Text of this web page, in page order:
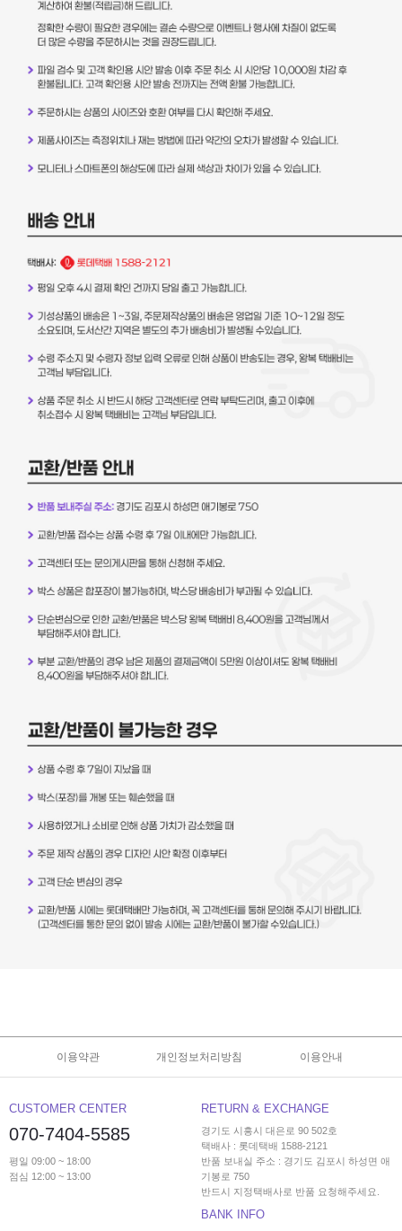
이용약관 개인정보처리방침 이용안내
CUSTOMER CENTER
070-7404-5585
평일 09:00 ~ 18:00
점심 12:00 ~ 13:00
RETURN & EXCHANGE
경기도 시흥시 대은로 90 502호
택배사 : 롯데택배 1588-2121
반품 보내실 주소 : 경기도 김포시 하성면 애
기봉로 750
반드시 지정택배사로 반품 요청해주세요.
BANK INFO